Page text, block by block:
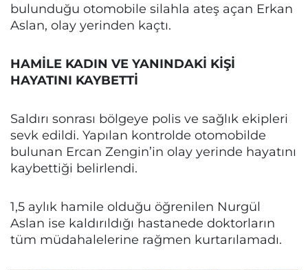
bulunduğu otomobile silahla ateş açan Erkan
Aslan, olay yerinden kaçtı.
HAMİLE KADIN VE YANINDAKİ KİŞİ
HAYATINI KAYBETTİ
Saldırı sonrası bölgeye polis ve sağlık ekipleri
sevk edildi. Yapılan kontrolde otomobilde
bulunan Ercan Zengin’in olay yerinde hayatını
kaybettiği belirlendi.
1,5 aylık hamile olduğu öğrenilen Nurgül
Aslan ise kaldırıldığı hastanede doktorların
tüm müdahalelerine rağmen kurtarılamadı.